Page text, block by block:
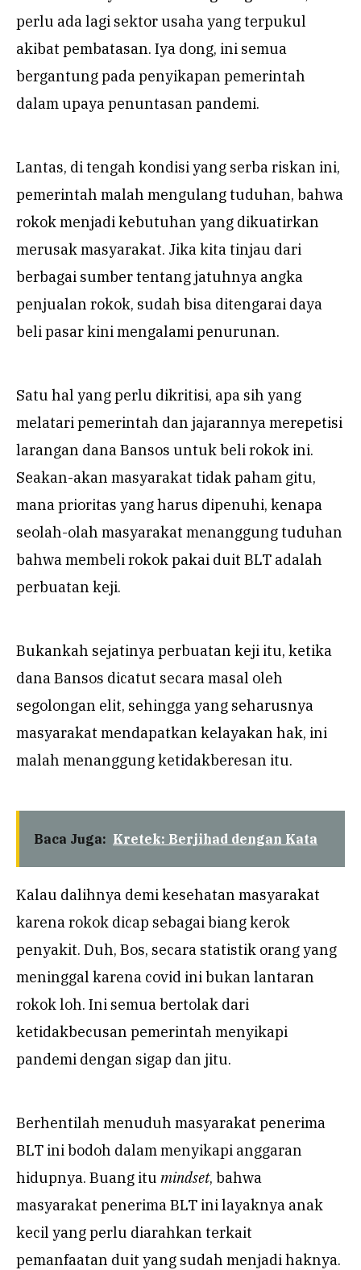
perlu ada lagi sektor usaha yang terpukul
akibat pembatasan. Iya dong, ini semua
bergantung pada penyikapan pemerintah
dalam upaya penuntasan pandemi.
Lantas, di tengah kondisi yang serba riskan ini,
pemerintah malah mengulang tuduhan, bahwa
rokok menjadi kebutuhan yang dikuatirkan
merusak masyarakat. Jika kita tinjau dari
berbagai sumber tentang jatuhnya angka
penjualan rokok, sudah bisa ditengarai daya
beli pasar kini mengalami penurunan.
Satu hal yang perlu dikritisi, apa sih yang
melatari pemerintah dan jajarannya merepetisi
larangan dana Bansos untuk beli rokok ini.
Seakan-akan masyarakat tidak paham gitu,
mana prioritas yang harus dipenuhi, kenapa
seolah-olah masyarakat menanggung tuduhan
bahwa membeli rokok pakai duit BLT adalah
perbuatan keji.
Bukankah sejatinya perbuatan keji itu, ketika
dana Bansos dicatut secara masal oleh
segolongan elit, sehingga yang seharusnya
masyarakat mendapatkan kelayakan hak, ini
malah menanggung ketidakberesan itu.
Baca Juga: Kretek: Berjihad dengan Kata
Kalau dalihnya demi kesehatan masyarakat
karena rokok dicap sebagai biang kerok
penyakit. Duh, Bos, secara statistik orang yang
meninggal karena covid ini bukan lantaran
rokok loh. Ini semua bertolak dari
ketidakbecusan pemerintah menyikapi
pandemi dengan sigap dan jitu.
Berhentilah menuduh masyarakat penerima
BLT ini bodoh dalam menyikapi anggaran
hidupnya. Buang itu mindset, bahwa
masyarakat penerima BLT ini layaknya anak
kecil yang perlu diarahkan terkait
pemanfaatan duit yang sudah menjadi haknya.